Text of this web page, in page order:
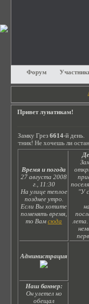
Форум
Привет лунатикам!
Замку Грез6614-й день.
путник! Не хочешь ли
Время и погода
27 августа 2008
г., 11:30
На улице теплое
позднее утро.
Если Вы хотите
поменять время,
то Вамсюда
"У
Администрация
Наш баннер:
Он улетел но
обещал